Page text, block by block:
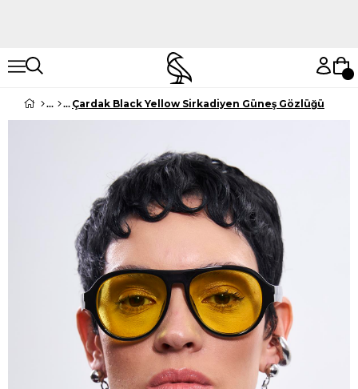
Çardak Black Yellow Sirkadiyen Güneş Gözlüğü